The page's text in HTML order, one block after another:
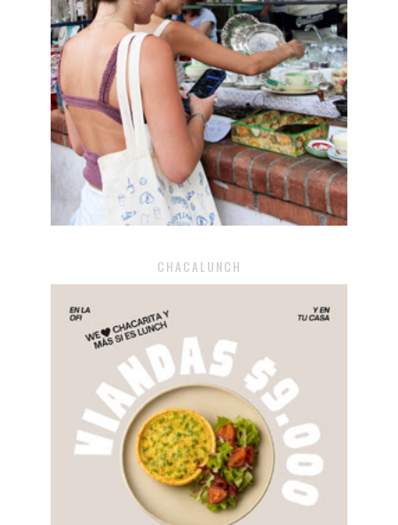
CHACALUNCH